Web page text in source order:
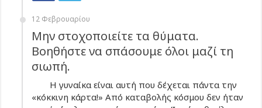
12 Φεβρουαρίου
Μην στοχοποιείτε τα θύματα.
Βοηθήστε να σπάσουμε όλοι μαζί τη
σιωπή.
Η γυναίκα είναι αυτή που δέχεται πάντα την
«κόκκινη κάρτα!» Από καταβολής κόσμου δεν ήταν